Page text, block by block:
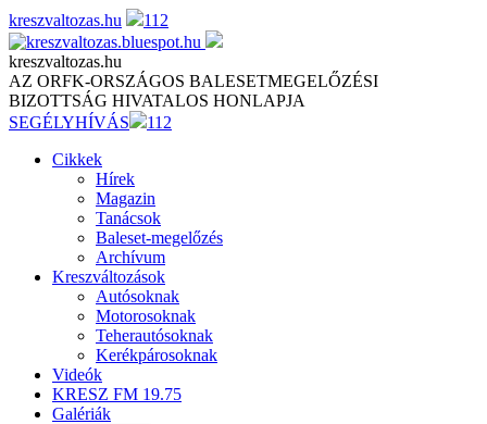
Skip
to
content
kreszvaltozas.hu 112
kreszvaltozas.hu
AZ ORFK-ORSZÁGOS BALESETMEGELŐZÉSI
BIZOTTSÁG HIVATALOS HONLAPJA
SEGÉLYHÍVÁS
112
Cikkek
Hírek
Magazin
Tanácsok
Baleset-megelőzés
Archívum
Kreszváltozások
Autósoknak
Motorosoknak
Teherautósoknak
Kerékpárosoknak
Videók
KRESZ FM 19.75
Galériák